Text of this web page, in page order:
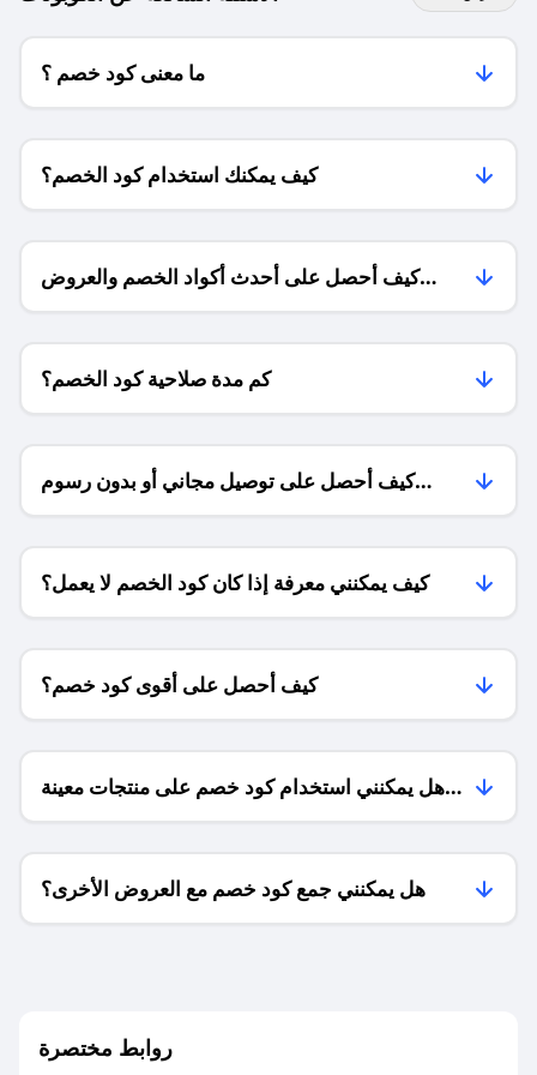
ما معنى كود خصم ؟
كيف يمكنك استخدام كود الخصم؟
كيف أحصل على أحدث أكواد الخصم والعروض
للمتاجر؟
كم مدة صلاحية كود الخصم؟
كيف أحصل على توصيل مجاني أو بدون رسوم
الشحن ؟
كيف يمكنني معرفة إذا كان كود الخصم لا يعمل؟
كيف أحصل على أقوى كود خصم؟
هل يمكنني استخدام كود خصم على منتجات معينة
فقط؟
هل يمكنني جمع كود خصم مع العروض الأخرى؟
روابط مختصرة